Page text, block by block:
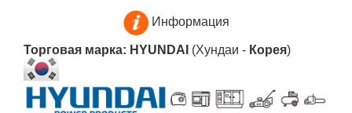
Информация
Торговая марка: HYUNDAI (Хундаи - Корея)